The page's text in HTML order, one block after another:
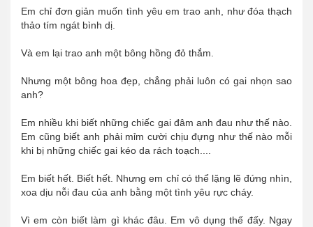
Em chỉ đơn giản muốn tình yêu em trao anh, như đóa thạch
thảo tím ngát bình dị.
Và em lại trao anh một bông hồng đỏ thắm.
Nhưng một bông hoa đẹp, chẳng phải luôn có gai nhọn sao
anh?
Em nhiều khi biết những chiếc gai đâm anh đau như thế nào.
Em cũng biết anh phải mỉm cười chịu đựng như thế nào mỗi
khi bị những chiếc gai kéo da rách toạch....
Em biết hết. Biết hết. Nhưng em chỉ có thể lặng lẽ đứng nhìn,
xoa dịu nỗi đau của anh bằng một tình yêu rực cháy.
Vì em còn biết làm gì khác đâu. Em vô dụng thế đấy. Ngay